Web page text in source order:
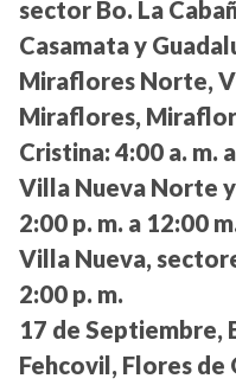
sector Bo. La
Casamata y
Miraflores Norte,
Miraflores,
Cristina: 4:00 a. m.
Villa Nueva Norte y
2:00 p. m. a 12:00
Villa Nueva,
2:00 p. m.
17 de Septiembre,
Fehcovil, Flores